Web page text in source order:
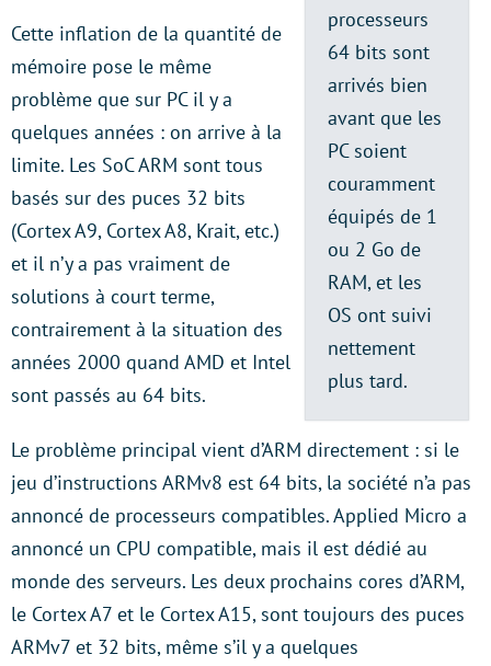
processeurs
64 bits sont
arrivés bien
avant que les
PC soient
couramment
équipés de 1
ou 2 Go de
RAM, et les
OS ont suivi
nettement
plus tard.
Cette inflation de la quantité de
mémoire pose le même
problème que sur PC il y a
quelques années : on arrive à la
limite. Les SoC ARM sont tous
basés sur des puces 32 bits
(Cortex A9, Cortex A8, Krait, etc.)
et il n’y a pas vraiment de
solutions à court terme,
contrairement à la situation des
années 2000 quand AMD et Intel
sont passés au 64 bits.
Le problème principal vient d’ARM directement : si le
jeu d’instructions ARMv8 est 64 bits, la société n’a pas
annoncé de processeurs compatibles. Applied Micro a
annoncé un CPU compatible, mais il est dédié au
monde des serveurs. Les deux prochains cores d’ARM,
le Cortex A7 et le Cortex A15, sont toujours des puces
ARMv7 et 32 bits, même s’il y a quelques